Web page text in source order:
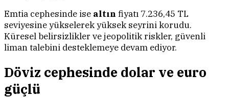
Emtia cephesinde ise altın fiyatı 7.236,45 TL
seviyesine yükselerek yüksek seyrini korudu.
Küresel belirsizlikler ve jeopolitik riskler, güvenli
liman talebini desteklemeye devam ediyor.
Döviz cephesinde dolar ve euro
güçlü